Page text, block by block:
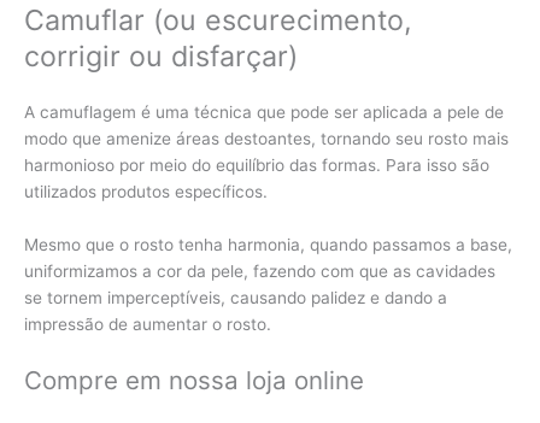
Camuflar (ou escurecimento,
corrigir ou disfarçar)
A camuflagem é uma técnica que pode ser aplicada a pele de
modo que amenize áreas destoantes, tornando seu rosto mais
harmonioso por meio do equilíbrio das formas. Para isso são
utilizados produtos específicos.
Mesmo que o rosto tenha harmonia, quando passamos a base,
uniformizamos a cor da pele, fazendo com que as cavidades
se tornem imperceptíveis, causando palidez e dando a
impressão de aumentar o rosto.
Compre em nossa loja online